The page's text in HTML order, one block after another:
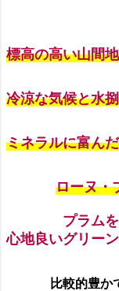
標高の高い山間
冷涼な気候と水
ミネラルに富ん
ローヌ・
プラム
心地良いグリー
比較的豊か